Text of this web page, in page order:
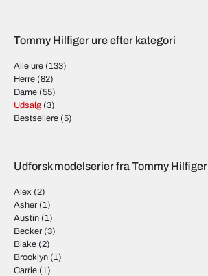
Tommy Hilfiger ure efter kategori
Alle ure (133)
Herre (82)
Dame (55)
Udsalg (3)
Bestsellere (5)
Udforsk modelserier fra Tommy Hilfiger
Alex (2)
Asher (1)
Austin (1)
Becker (3)
Blake (2)
Brooklyn (1)
Carrie (1)